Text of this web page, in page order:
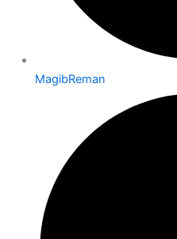
MagibReman